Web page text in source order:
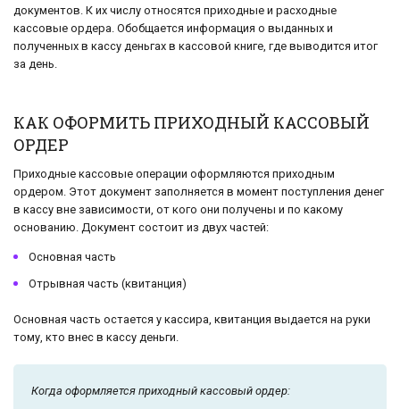
документов. К их числу относятся приходные и расходные
кассовые ордера. Обобщается информация о выданных и
полученных в кассу деньгах в кассовой книге, где выводится итог
за день.
КАК ОФОРМИТЬ ПРИХОДНЫЙ КАССОВЫЙ
ОРДЕР
Приходные кассовые операции оформляются приходным
ордером. Этот документ заполняется в момент поступления денег
в кассу вне зависимости, от кого они получены и по какому
основанию. Документ состоит из двух частей:
Основная часть
Отрывная часть (квитанция)
Основная часть остается у кассира, квитанция выдается на руки
тому, кто внес в кассу деньги.
Когда оформляется приходный кассовый ордер: